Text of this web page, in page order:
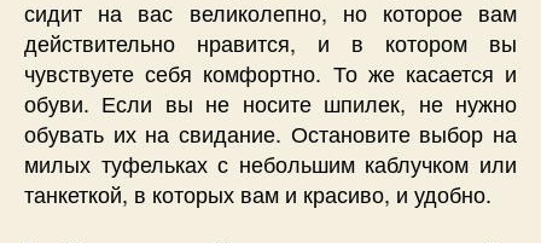
сидит на вас великолепно, но которое вам
действительно нравится, и в котором вы
чувствуете себя комфортно. То же касается и
обуви. Если вы не носите шпилек, не нужно
обувать их на свидание. Остановите выбор на
милых туфельках с небольшим каблучком или
танкеткой, в которых вам и красиво, и удобно.